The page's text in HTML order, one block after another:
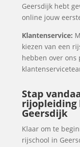
Geersdijk hebt
online jouw
Klantenservice:
kiezen van een
hebben over ons
Stap
rijopleiding
Geersdijk
Klaar om te
rijschool in